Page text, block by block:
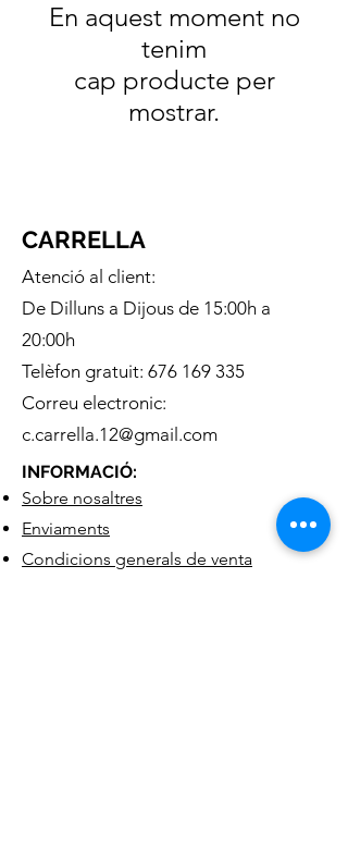
En aquest moment no
tenim
cap producte per
mostrar.
CARRELLA
Atenció al client:
De Dilluns a Dijous de 15:00h a
20:00h
Telèfon gratuit: 676 169 335
Correu electronic:
c.carrella.12@gmail.com
INFORMACIÓ:
Sobre nosaltres
Enviaments
Condicions generals de venta